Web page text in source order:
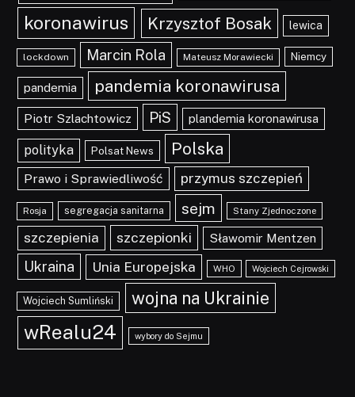
koronawirus Krzysztof Bosak lewica
lockdown Marcin Rola Mateusz Morawiecki Niemcy
pandemia pandemia koronawirusa
Piotr Szlachtowicz PiS plandemia koronawirusa
polityka Polsat News Polska
Prawo i Sprawiedliwość przymus szczepień
Rosja segregacja sanitarna sejm Stany Zjednoczone
szczepienia szczepionki Sławomir Mentzen
Ukraina Unia Europejska WHO Wojciech Cejrowski
Wojciech Sumliński wojna na Ukrainie
wRealu24 wybory do Sejmu